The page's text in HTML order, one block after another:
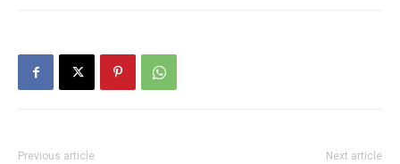
Previous article Next article